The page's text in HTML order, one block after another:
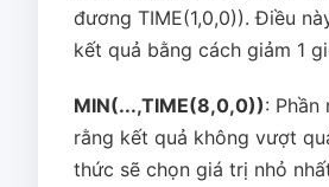
đương TIME(1,0,0)). Điều
kết quả bằng cách giảm 1
MIN(...,TIME(8,0,0)): Phần
rằng kết quả không vượt
thức sẽ chọn giá trị nhỏ